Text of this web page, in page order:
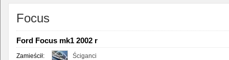
Focus
Ford Focus mk1 2002 r
Zamieścił: Ściganci